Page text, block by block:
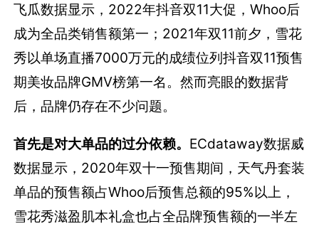
飞瓜数据显示，2022年抖音双11大促，Whoo后
成为全品类销售额第一；2021年双11前夕，雪花
秀以单场直播7000万元的成绩位列抖音双11预售
期美妆品牌GMV榜第一名。然而亮眼的数据背
后，品牌仍存在不少问题。
首先是对大单品的过分依赖。 ECdataway数据威
数据显示，2020年双十一预售期间，天气丹套装
单品的预售额占Whoo后预售总额的95%以上，
雪花秀滋盈肌本礼盒也占全品牌预售额的一半左